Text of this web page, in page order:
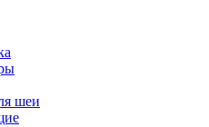
шеи